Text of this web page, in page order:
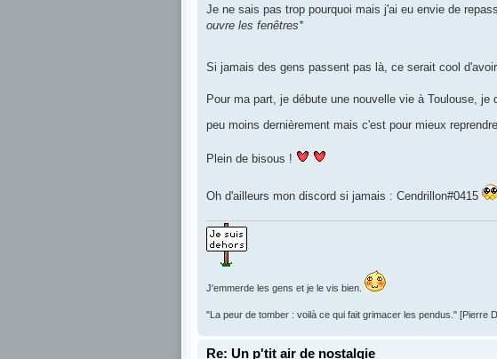
Je ne sais pas trop pourquoi mais j'ai eu envie de
ouvre les fenêtres*
Si jamais des gens passent pas là, ce serait cool
Pour ma part, je débute une nouvelle vie à Toulouse,
peu moins dernièrement mais c'est pour mieux
Plein de bisous !
Oh d'ailleurs mon discord si jamais : Cendrillon#0415
J'emmerde les gens et je le vis bien.
"La peur de tomber : voilà ce qui fait grimacer les pendus." [Pierre
Re: Un p'tit air de nostalgie